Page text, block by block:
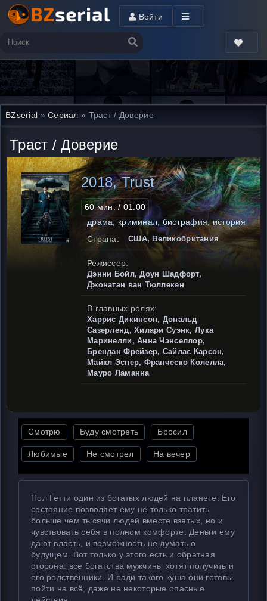
Войти
BZserial »Сериал » Траст / Доверие
Траст / Доверие
2018, Trust
60 мин. / 01:00
драма, криминал, биография, история
Страна:
США, Великобритания
Режиссер:
Дэнни Бойл, Доун Шадфорт,
Джонатан ван Тюллекен
В главных ролях:
Харрис Дикинсон, Дональд
Сазерленд, Хилари Суэнк, Лука
Маринелли, Анна Чэнселлор,
Брендан Фрейзер, Сайлас Карсон,
Майкл Эспер, Франческо Колелла,
Мауро Ламанна
Смотрю Буду смотреть Бросил
Любимые Не смотрел На вечер
Пол Гетти один из богатых людей на планете. Его
состояние позволяет ему не только тратить
больше чем тысячи людей вместе взятых, но и
чувствовать себя в полном комфорте. Деньги ему
дают власть, и возможность не думать о
будущем. Вот только у этого есть и обратная
сторона: все богатства мужчины хотят получить и
его родственники. И ради такого куша они готовы
пойти на всё, даже не некоторые опасные